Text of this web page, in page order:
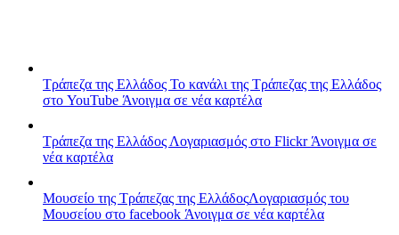
Τράπεζα της Ελλάδος Το κανάλι της Τράπεζας της Ελλάδος
στο YouTube Άνοιγμα σε νέα καρτέλα
Τράπεζα της Ελλάδος Λογαριασμός στο FlickrΆνοιγμα σε
νέα καρτέλα
Μουσείο της Τράπεζας της ΕλλάδοςΛογαριασμός του
Μουσείου στο facebook Άνοιγμα σε νέα καρτέλα